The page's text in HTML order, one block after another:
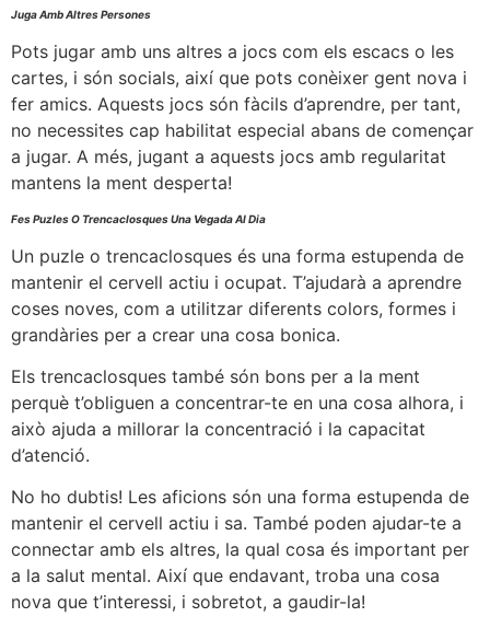
Juga Amb Altres Persones
Pots jugar amb uns altres a jocs com els escacs o les
cartes, i són socials, així que pots conèixer gent nova i
fer amics. Aquests jocs són fàcils d’aprendre, per tant,
no necessites cap habilitat especial abans de començar
a jugar. A més, jugant a aquests jocs amb regularitat
mantens la ment desperta!
Fes Puzles O Trencaclosques Una Vegada Al Dia
Un puzle o trencaclosques és una forma estupenda de
mantenir el cervell actiu i ocupat. T’ajudarà a aprendre
coses noves, com a utilitzar diferents colors, formes i
grandàries per a crear una cosa bonica.
Els trencaclosques també són bons per a la ment
perquè t’obliguen a concentrar-te en una cosa alhora, i
això ajuda a millorar la concentració i la capacitat
d’atenció.
No ho dubtis! Les aficions són una forma estupenda de
mantenir el cervell actiu i sa. També poden ajudar-te a
connectar amb els altres, la qual cosa és important per
a la salut mental. Així que endavant, troba una cosa
nova que t’interessi, i sobretot, a gaudir-la!